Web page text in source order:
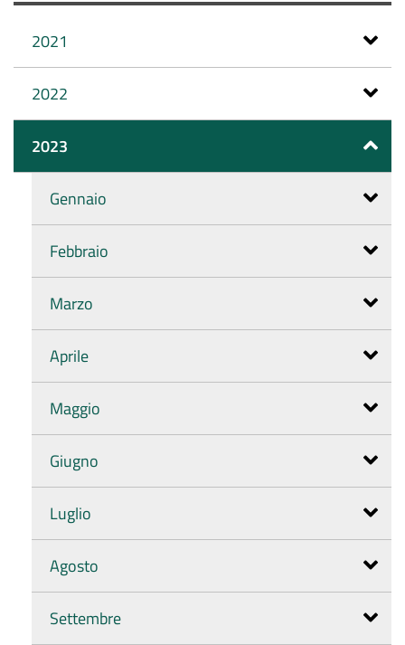
2021
2022
2023
Gennaio
Febbraio
Marzo
Aprile
Maggio
Giugno
Luglio
Agosto
Settembre